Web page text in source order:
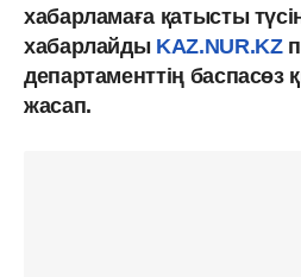
хабарламаға қатысты
хабарлайды KAZ.NUR.KZ
департаменттің баспасөз
жасап.